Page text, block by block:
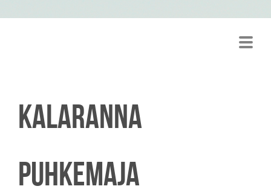
KALARANNA
PUHKEMAJA